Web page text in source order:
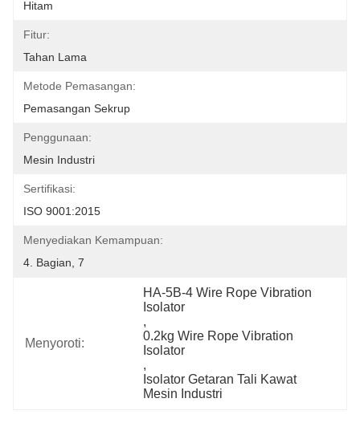
Hitam
Fitur:
Tahan Lama
Metode Pemasangan:
Pemasangan Sekrup
Penggunaan:
Mesin Industri
Sertifikasi:
ISO 9001:2015
Menyediakan Kemampuan:
4. Bagian, 7
Menyoroti:
HA-5B-4 Wire Rope Vibration
Isolator
,
0.2kg Wire Rope Vibration
Isolator
,
Isolator Getaran Tali Kawat
Mesin Industri